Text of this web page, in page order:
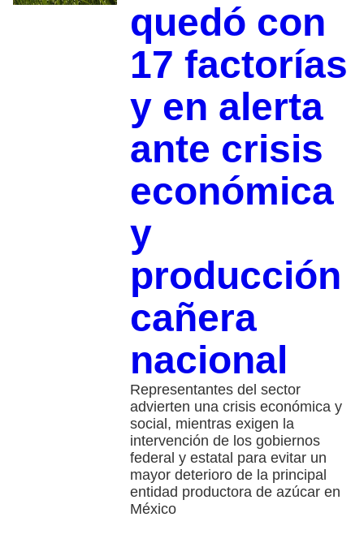
quedó con
17 factorías
y en alerta
ante crisis
económica
y
producción
cañera
nacional
Representantes del sector
advierten una crisis económica y
social, mientras exigen la
intervención de los gobiernos
federal y estatal para evitar un
mayor deterioro de la principal
entidad productora de azúcar en
México